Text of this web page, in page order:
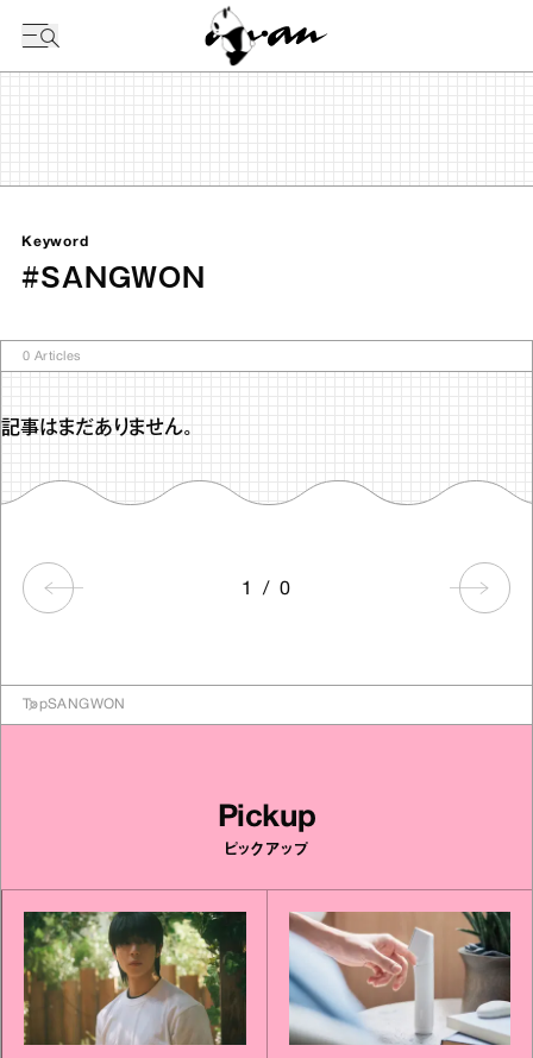
Keyword
#SANGWON
0 Articles
記事はまだありません。
1 / 0
TopSANGWON
Pickup
ピックアップ